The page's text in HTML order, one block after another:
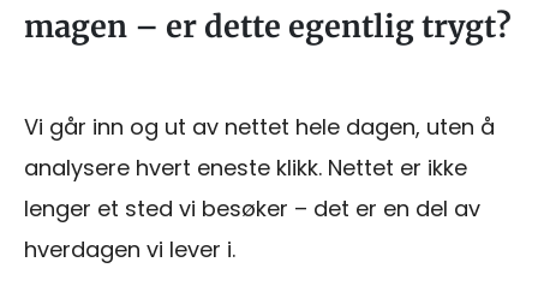
magen – er dette egentlig trygt?
Vi går inn og ut av nettet hele dagen, uten å
analysere hvert eneste klikk. Nettet er ikke
lenger et sted vi besøker – det er en del av
hverdagen vi lever i.